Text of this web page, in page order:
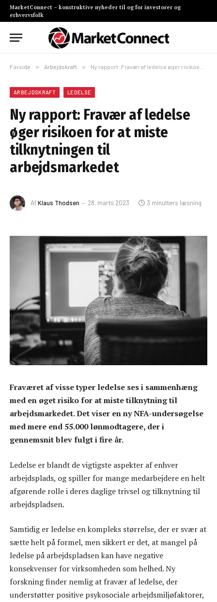
MarketConnect – konstruktive nyheder til og for investorer og
erhvervsfolk
Forside » Arbejdskraft » Ny rapport: Fravær af ledelse øger risikoen for at miste tilknytningen til arbejdsmarkedet
ARBEJDSKRAFT LEDELSE
Ny rapport: Fravær af ledelse
øger risikoen for at miste
tilknytningen til
arbejdsmarkedet
AfKlaus Thodsen 28. marts 2023 3 minutters læsning
Fraværet af visse typer ledelse ses i sammenhæng
med en øget risiko for at miste tilknytning til
arbejdsmarkedet. Det viser en ny NFA-undersøgelse
med mere end 55.000 lønmodtagere, der i
gennemsnit blev fulgt i fire år.
Ledelse er blandt de vigtigste aspekter af enhver
arbejdsplads, og spiller for mange medarbejdere en helt
afgørende rolle i deres daglige trivsel og tilknytning til
arbejdspladsen.
Samtidig er ledelse en kompleks størrelse, der er svær at
sætte helt på formel, men sikkert er det, at mangel på
ledelse på arbejdspladsen kan have negative
konsekvenser for virksomheden som helhed. Ny
forskning finder nemlig at fravær af ledelse, der
understøtter positive psykosociale arbejdsmiljøfaktorer,